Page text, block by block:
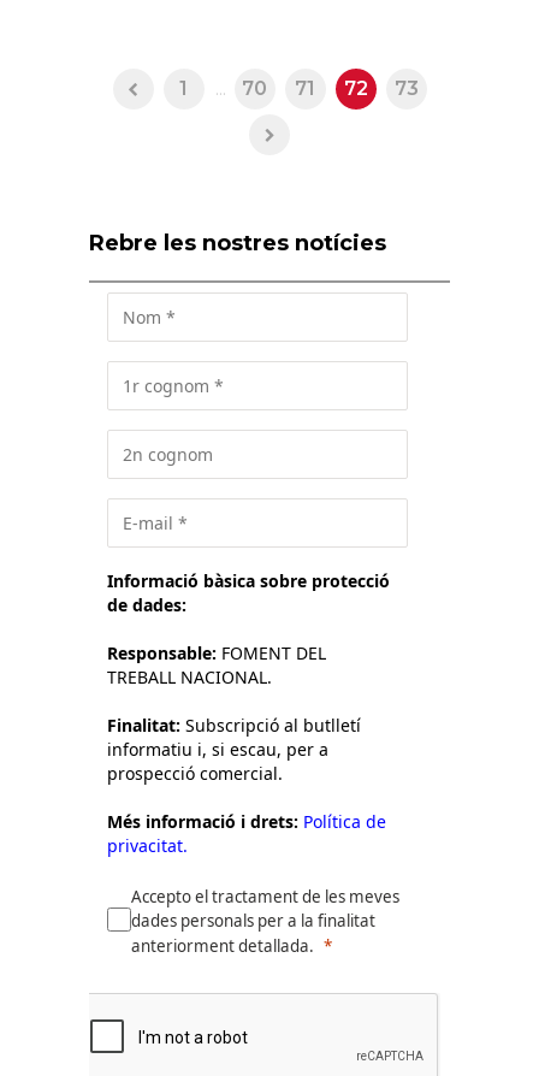
1 ... 70 71 72 73
Rebre les nostres notícies
Informació bàsica sobre protecció
de dades:
Responsable: FOMENT DEL
TREBALL NACIONAL.
Finalitat: Subscripció al butlletí
informatiu i, si escau, per a
prospecció comercial.
Més informació i drets: Política de
privacitat.
Accepto el tractament de les meves
dades personals per a la finalitat
anteriorment detallada.